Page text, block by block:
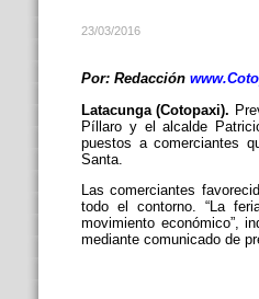
23/03/2016
Por: Redacción
Latacunga (Cotopaxi).
Píllaro y el alcalde
puestos a comerciantes
Santa.
Las comerciantes
todo el contorno. “La
movimiento económico”,
mediante comunicado de